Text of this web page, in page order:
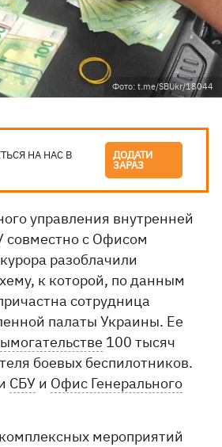
Фото: t.me/SBUkr/18044
НА НАС В ДОДАТИ
ЗАРАЗ
управления внутренней
совместно с Офисом
разоблачили
к которой, по данным
сотрудница
палаты Украины. Ее
100 тысяч
боевых беспилотников.
СБУ и Офис Генерального
мероприятий